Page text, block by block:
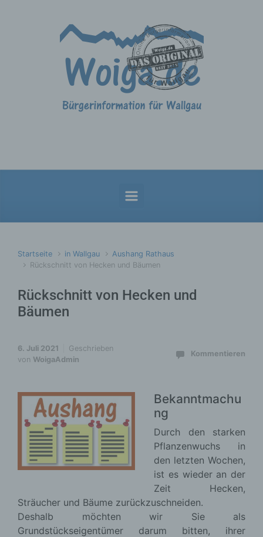
Startseite in Wallgau
Aushang Rathaus
Rückschnitt von Hecken und Bäumen
Rückschnitt von Hecken und
Bäumen
6. Juli 2021
Geschrieben
von WoigaAdmin
Kommentieren
Bekanntmachu
ng
Durch den starken
Pflanzenwuchs in
den letzten Wochen,
ist es wieder an der
Zeit Hecken,
Sträucher und Bäume zurückzuschneiden.
Deshalb möchten wir Sie als
Grundstückseigentümer darum bitten, ihrer